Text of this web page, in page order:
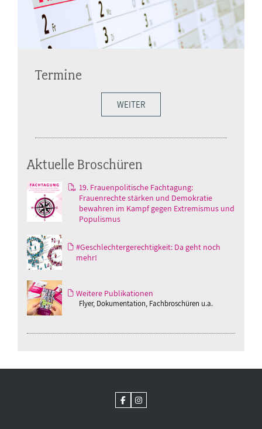
Termine
WEITER
Aktuelle Broschüren
19. Frauenpolitische Fachtagung:
Frauenrechte stärken und Demokratie
bewahren im Kampf gegen Extremismus und
Populismus
#Geschlechtergerechtigkeit: Da geht noch
mehr!
Weitere Publikationen
Flyer, Dokumentation, Fachbroschüren u.a.